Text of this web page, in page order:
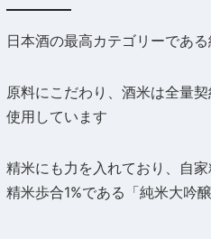
日本酒の最高カテゴリーであ
原料にこだわり、酒米は全量
使用しています
精米にも力を入れており、自
精米歩合1%である「純米大吟